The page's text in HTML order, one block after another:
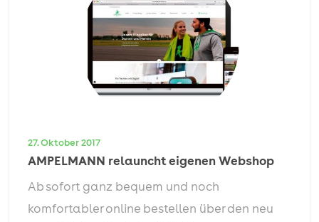
27. Oktober 2017
AMPELMANN relauncht eigenen Webshop
Ab sofort ganz bequem und noch
komfortabler online bestellen über den neu